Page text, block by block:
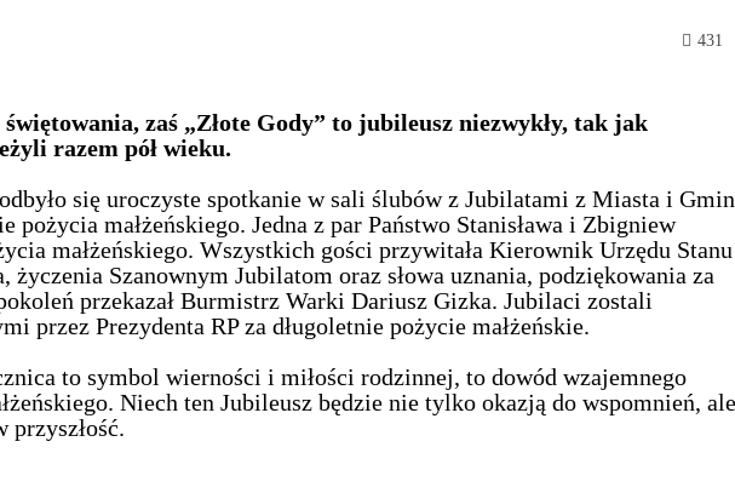
431
zaś „Złote Gody” to jubileusz niezwykły, tak jak
razem pół wieku.
się uroczyste spotkanie w sali ślubów z Jubilatami z Miasta i
małżeńskiego. Jedna z par Państwo Stanisława i Zbigniew
małżeńskiego. Wszystkich gości przywitała Kierownik Urzędu Stanu
Szanownym Jubilatom oraz słowa uznania, podziękowania za
przekazał Burmistrz Warki Dariusz Gizka. Jubilaci zostali
przez Prezydenta RP za długoletnie pożycie małżeńskie.
to symbol wierności i miłości rodzinnej, to dowód wzajemnego
Niech ten Jubileusz będzie nie tylko okazją do wspomnień, ale
przyszłość.